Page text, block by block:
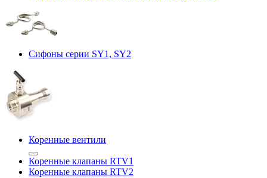
Сифоны серии SY1, SY2
Коренные вентили
Коренные клапаны RTV1
Коренные клапаны RTV2